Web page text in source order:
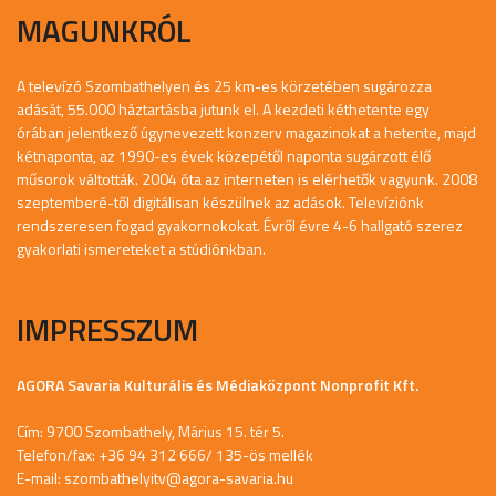
MAGUNKRÓL
A televízó Szombathelyen és 25 km-es körzetében sugározza
adását, 55.000 háztartásba jutunk el. A kezdeti kéthetente egy
órában jelentkező úgynevezett konzerv magazinokat a hetente, majd
kétnaponta, az 1990-es évek közepétől naponta sugárzott élő
műsorok váltották. 2004 óta az interneten is elérhetők vagyunk. 2008
szeptemberé-től digitálisan készülnek az adások. Televíziónk
rendszeresen fogad gyakornokokat. Évről évre 4-6 hallgató szerez
gyakorlati ismereteket a stúdiónkban.
IMPRESSZUM
AGORA Savaria Kulturális és Médiaközpont Nonprofit Kft.
Cím: 9700 Szombathely, Márius 15. tér 5.
Telefon/fax: +36 94 312 666/ 135-ös mellék
E-mail: szombathelyitv@agora-savaria.hu